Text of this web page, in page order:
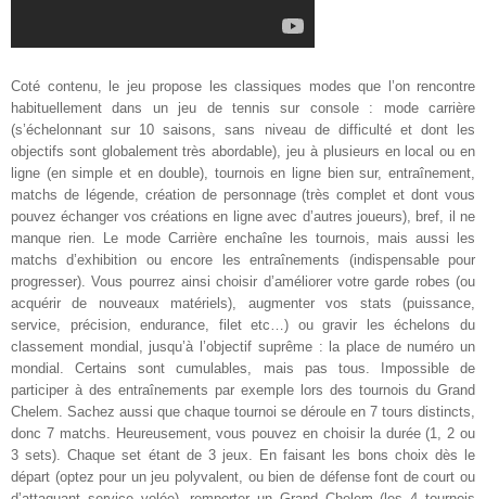
Coté contenu, le jeu propose les classiques modes que l’on rencontre
habituellement dans un jeu de tennis sur console : mode carrière
(s’échelonnant sur 10 saisons, sans niveau de difficulté et dont les
objectifs sont globalement très abordable), jeu à plusieurs en local ou en
ligne (en simple et en double), tournois en ligne bien sur, entraînement,
matchs de légende, création de personnage (très complet et dont vous
pouvez échanger vos créations en ligne avec d’autres joueurs), bref, il ne
manque rien. Le mode Carrière enchaîne les tournois, mais aussi les
matchs d’exhibition ou encore les entraînements (indispensable pour
progresser). Vous pourrez ainsi choisir d’améliorer votre garde robes (ou
acquérir de nouveaux matériels), augmenter vos stats (puissance,
service, précision, endurance, filet etc…) ou gravir les échelons du
classement mondial, jusqu’à l’objectif suprême : la place de numéro un
mondial. Certains sont cumulables, mais pas tous. Impossible de
participer à des entraînements par exemple lors des tournois du Grand
Chelem. Sachez aussi que chaque tournoi se déroule en 7 tours distincts,
donc 7 matchs. Heureusement, vous pouvez en choisir la durée (1, 2 ou
3 sets). Chaque set étant de 3 jeux. En faisant les bons choix dès le
départ (optez pour un jeu polyvalent, ou bien de défense font de court ou